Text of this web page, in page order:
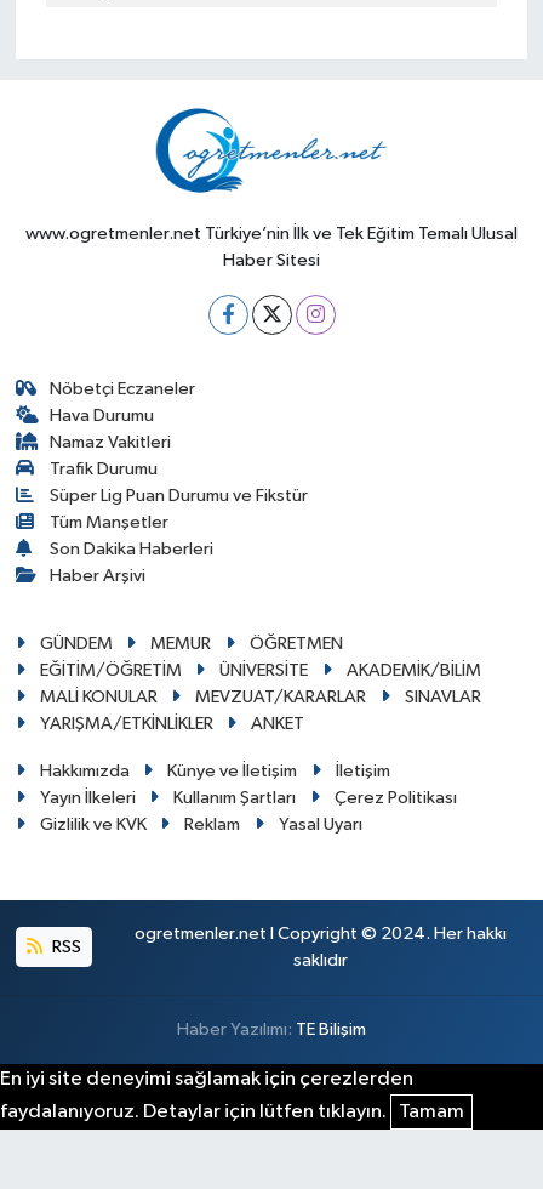
www.ogretmenler.net Türkiye’nin İlk ve Tek Eğitim Temalı Ulusal
Haber Sitesi
Nöbetçi Eczaneler
Hava Durumu
Namaz Vakitleri
Trafik Durumu
Süper Lig Puan Durumu ve Fikstür
Tüm Manşetler
Son Dakika Haberleri
Haber Arşivi
GÜNDEM MEMUR
ÖĞRETMEN
EĞİTİM/ÖĞRETİM
ÜNİVERSİTE
AKADEMİK/BİLİM
MALİ KONULAR
MEVZUAT/KARARLAR
SINAVLAR
YARIŞMA/ETKİNLİKLER
ANKET
Hakkımızda Künye ve İletişim
İletişim
Yayın İlkeleri
Kullanım Şartları
Çerez Politikası
Gizlilik ve KVK
Reklam Yasal Uyarı
RSS
ogretmenler.net I Copyright © 2024. Her hakkı
saklıdır
Haber Yazılımı: TE Bilişim
En iyi site deneyimi sağlamak için çerezlerden
faydalanıyoruz. Detaylar için lütfen tıklayın.
Tamam